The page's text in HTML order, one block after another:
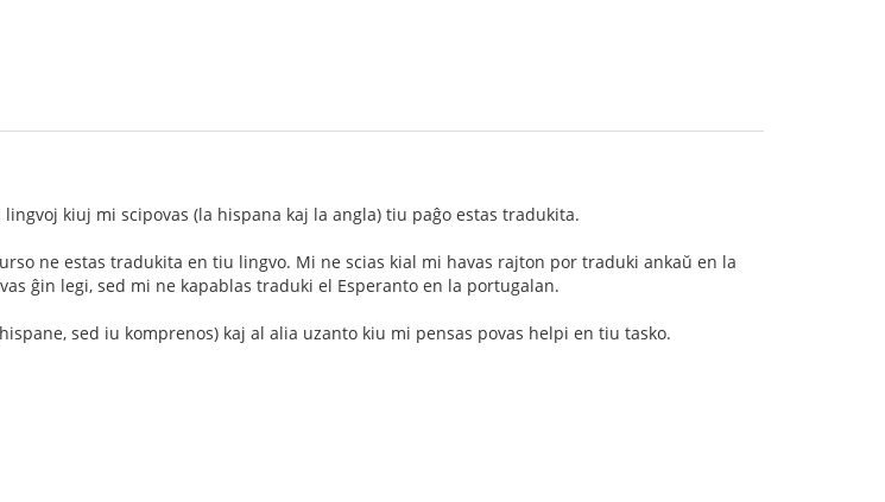
kiuj mi scipovas (la hispana kaj la angla) tiu paĝo estas tradukita.
ne estas tradukita en tiu lingvo. Mi ne scias kial mi havas rajton por traduki ankaŭ en la
ĝin legi, sed mi ne kapablas traduki el Esperanto en la portugalan.
sed iu komprenos) kaj al alia uzanto kiu mi pensas povas helpi en tiu tasko.